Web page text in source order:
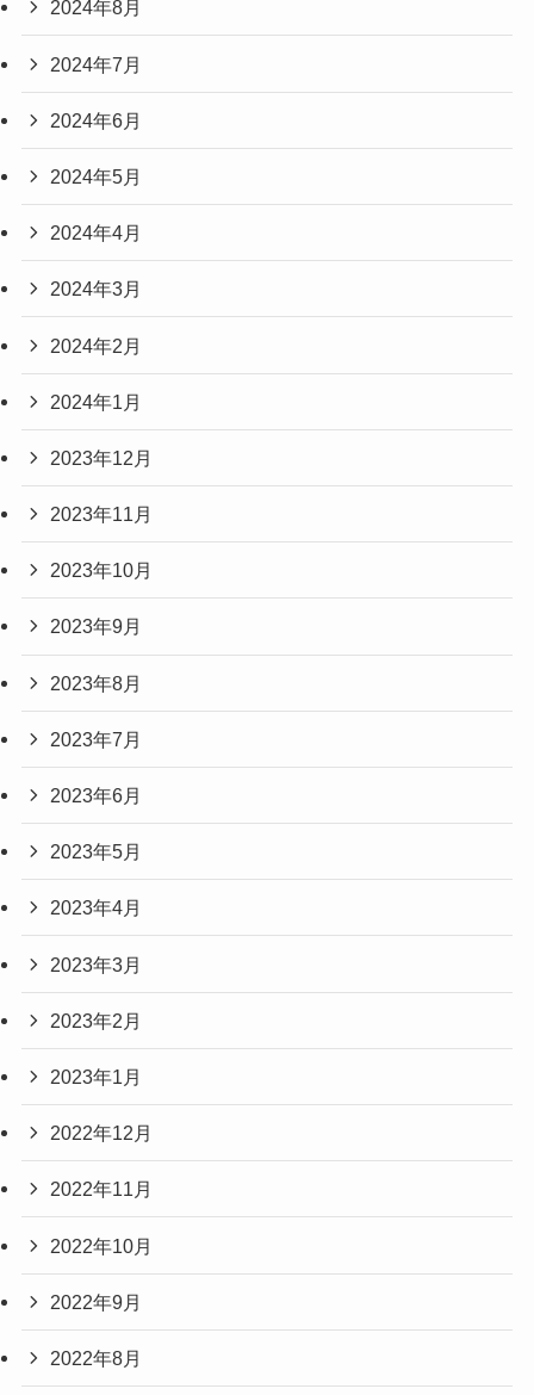
2024年8月
2024年7月
2024年6月
2024年5月
2024年4月
2024年3月
2024年2月
2024年1月
2023年12月
2023年11月
2023年10月
2023年9月
2023年8月
2023年7月
2023年6月
2023年5月
2023年4月
2023年3月
2023年2月
2023年1月
2022年12月
2022年11月
2022年10月
2022年9月
2022年8月